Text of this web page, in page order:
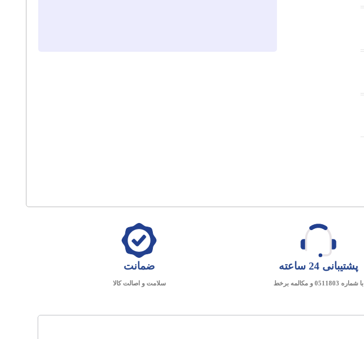
پشتیبانی 24 ساعته
با شماره 0511803 و مکالمه برخط
ضمانت
سلامت و اصالت کالا